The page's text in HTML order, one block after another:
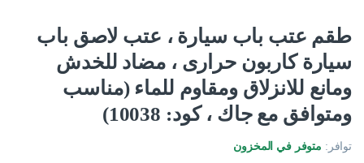
طقم عتب باب سيارة ، عتب لاصق باب
سيارة كاربون حرارى ، مضاد للخدش
ومانع للانزلاق ومقاوم للماء (مناسب
ومتوافق مع جاك ، كود: 10038)
توافر: متوفر في المخزون